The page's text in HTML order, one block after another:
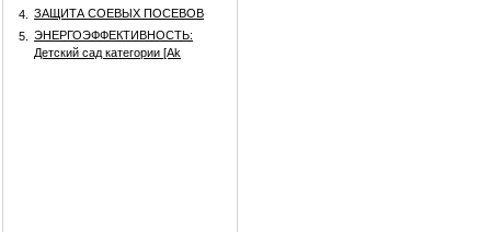
4.
ЗАЩИТА СОЕВЫХ ПОСЕВОВ
5.
ЭНЕРГОЭФФЕКТИВНОСТЬ:
Детский сад категории [Аk